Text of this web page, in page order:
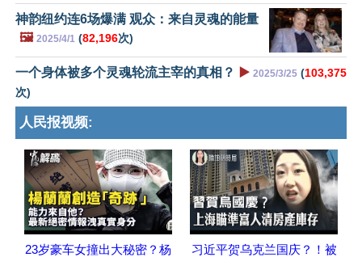
神韵纽约连6场爆满 观众：来自灵魂的能量
🖼️ 2025/4/1 (82,196次)
一个身体被多个灵魂轮流主宰的真相？ ▶️ 2025/3/25 (103,375
次)
人民报视频:
23岁豪车女撞出大秘密？杨
习近平贺乌克兰国庆？！被